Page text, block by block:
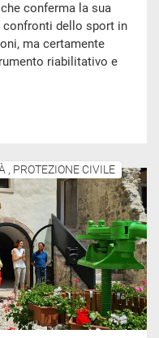
conferma la sua
confronti dello sport in
ma certamente
riabilitativo e
, PROTEZIONE CIVILE